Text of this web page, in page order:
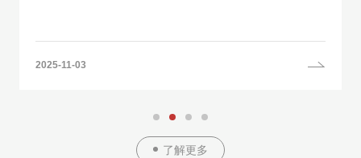
2025-11-03
了解更多